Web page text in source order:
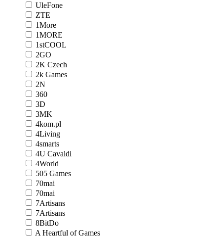
UleFone
ZTE
1More
1MORE
1stCOOL
2GO
2K Czech
2k Games
2N
360
3D
3MK
4kom.pl
4Living
4smarts
4U Cavaldi
4World
505 Games
70mai
70mai
7Artisans
7Artisans
8BitDo
A Heartful of Games